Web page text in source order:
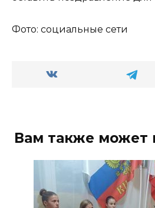
Фото: социальные сети
Вам также может